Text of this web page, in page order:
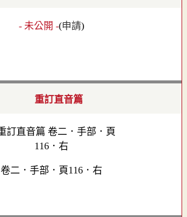
- 未公開 -(申請)
重訂直音篇
卷二．手部．頁116．右